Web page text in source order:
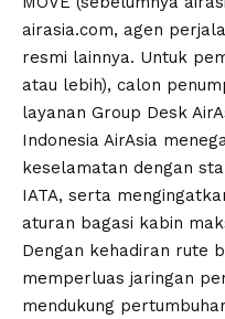
airasia.com, agen
resmi lainnya. Untuk
atau lebih), calon
layanan Group Desk
Indonesia AirAsia
keselamatan dengan
IATA, serta
aturan bagasi kabin
Dengan kehadiran rute
memperluas jaringan
mendukung